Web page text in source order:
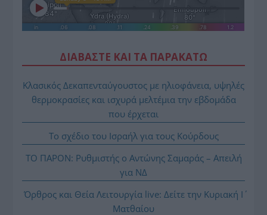
ΔΙΑΒΑΣΤΕ ΚΑΙ ΤΑ ΠΑΡΑΚΑΤΩ
Κλασικός Δεκαπενταύγουστος με ηλιοφάνεια, υψηλές
θερμοκρασίες και ισχυρά μελτέμια την εβδομάδα
που έρχεται
Το σχέδιο του Ισραήλ για τους Κούρδους
ΤΟ ΠΑΡΟΝ: Ρυθμιστής ο Αντώνης Σαμαράς – Απειλή
για ΝΔ
Όρθρος και Θεία Λειτουργία live: Δείτε την Κυριακή Ι΄
Ματθαίου